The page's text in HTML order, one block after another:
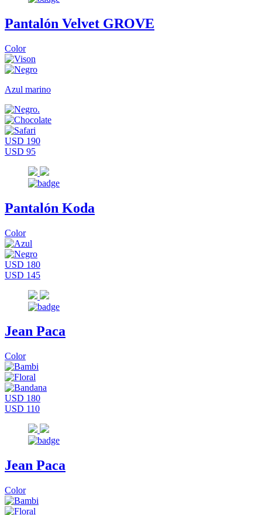
Pantalón Velvet GROVE
Color
Azul marino
USD 190
USD 95
Pantalón Koda
Color
USD 180
USD 145
Jean Paca
Color
USD 180
USD 110
Jean Paca
Color